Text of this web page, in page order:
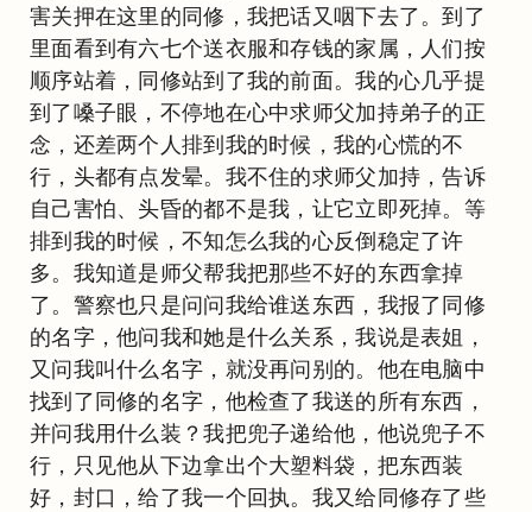
害关押在这里的同修，我把话又咽下去了。到了
里面看到有六七个送衣服和存钱的家属，人们按
顺序站着，同修站到了我的前面。我的心几乎提
到了嗓子眼，不停地在心中求师父加持弟子的正
念，还差两个人排到我的时候，我的心慌的不
行，头都有点发晕。我不住的求师父加持，告诉
自己害怕、头昏的都不是我，让它立即死掉。等
排到我的时候，不知怎么我的心反倒稳定了许
多。我知道是师父帮我把那些不好的东西拿掉
了。警察也只是问问我给谁送东西，我报了同修
的名字，他问我和她是什么关系，我说是表姐，
又问我叫什么名字，就没再问别的。他在电脑中
找到了同修的名字，他检查了我送的所有东西，
并问我用什么装？我把兜子递给他，他说兜子不
行，只见他从下边拿出个大塑料袋，把东西装
好，封口，给了我一个回执。我又给同修存了些